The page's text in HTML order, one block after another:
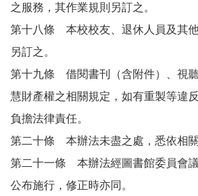
之服務，其作業規則另訂之。
第十八條 本校校友、退休人員及其
另訂之。
第十九條 借閱書刊（含附件）、視
慧財產權之相關規定，如有重製等違
負擔法律責任。
第二十條 本辦法未盡之處，悉依相關
第二十一條 本辦法經圖書館委員會
公布施行，修正時亦同。